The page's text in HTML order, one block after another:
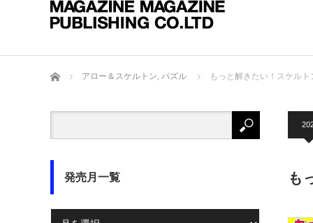
ホーム アロー＆スケルトン, パズル もっと解きたい！スケル
も
発売月一覧